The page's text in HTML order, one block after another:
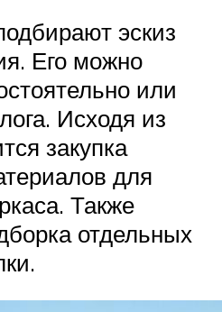
эскиз
Его можно
или
Исходя из
закупка
для
Также
отдельных